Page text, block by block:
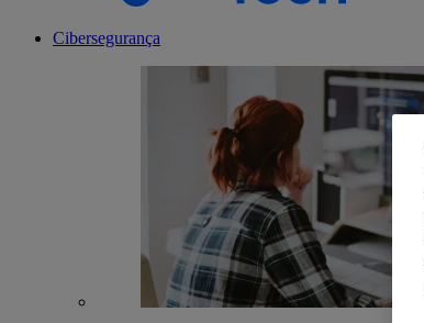
Cibersegurança